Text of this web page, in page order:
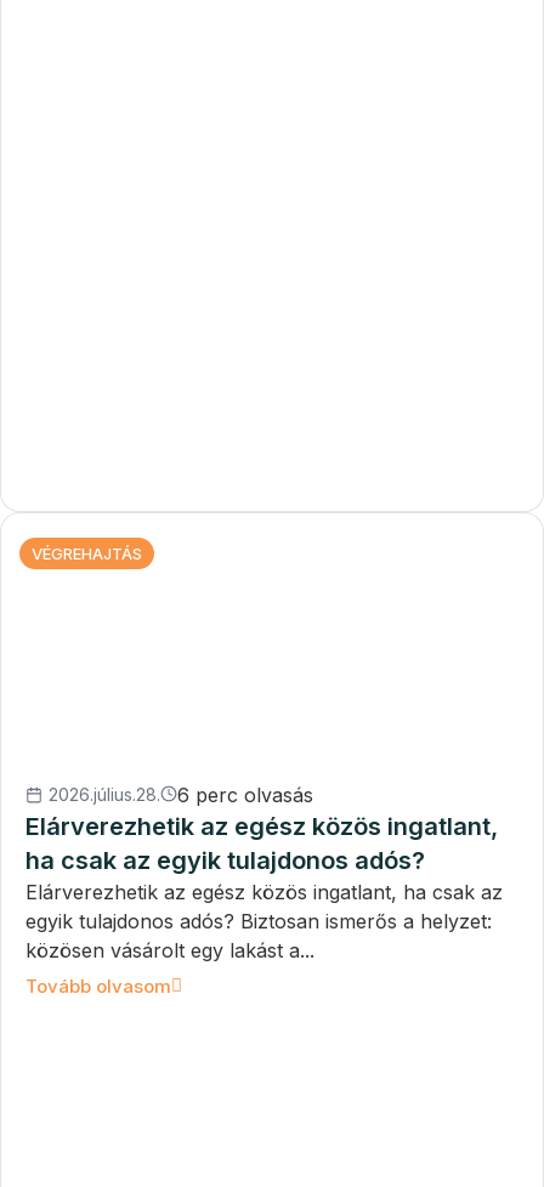
VÉGREHAJTÁS
2026.július.28. 6 perc olvasás
Elárverezhetik az egész közös ingatlant,
ha csak az egyik tulajdonos adós?
Elárverezhetik az egész közös ingatlant, ha csak az
egyik tulajdonos adós? Biztosan ismerős a helyzet:
közösen vásárolt egy lakást a...
Tovább olvasom